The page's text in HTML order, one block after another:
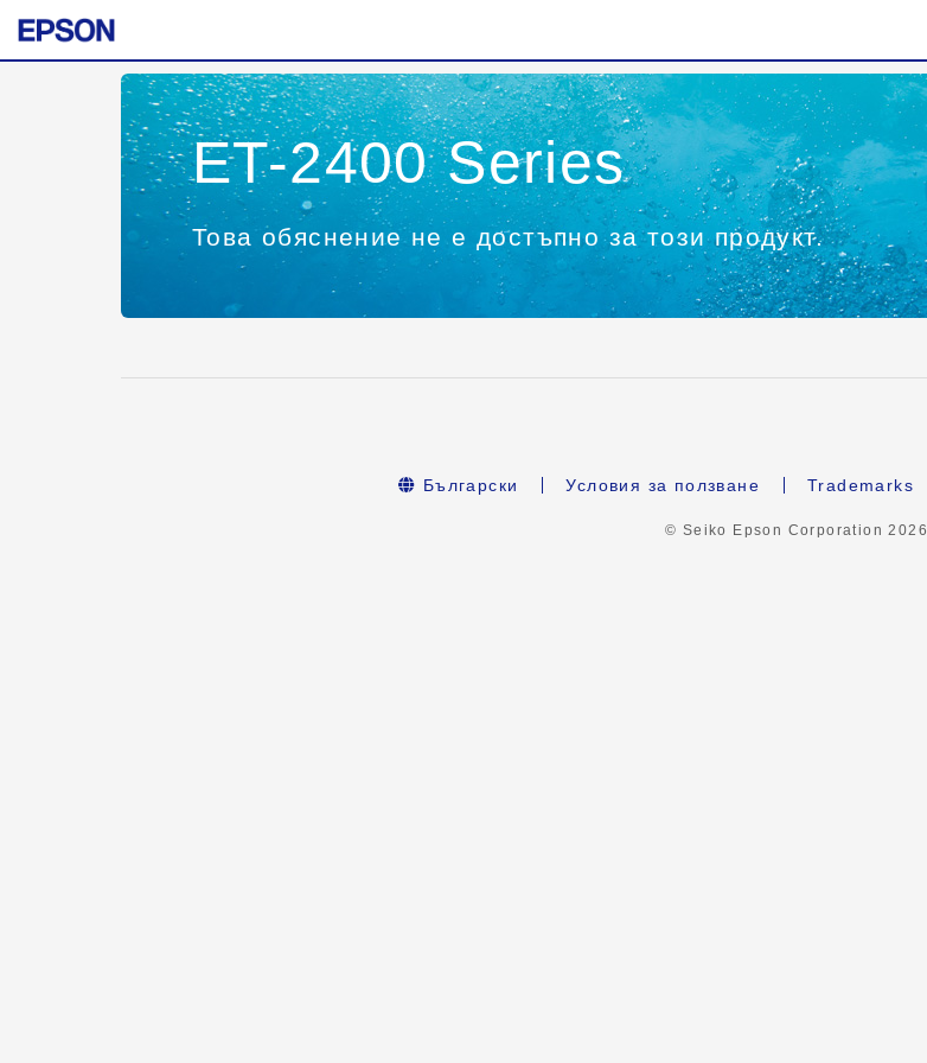
ET-2400 Series
Това обяснение не е достъпно за този продукт.
Български Условия за ползване Trademarks
© Seiko Epson Corporation2026